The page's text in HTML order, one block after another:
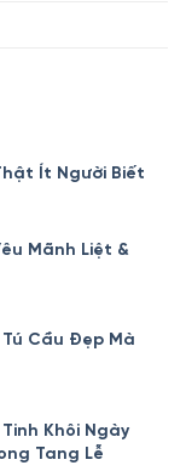
Ít Người Biết
Mãnh Liệt &
Cầu Đẹp Mà
Khôi Ngày
Tang Lễ